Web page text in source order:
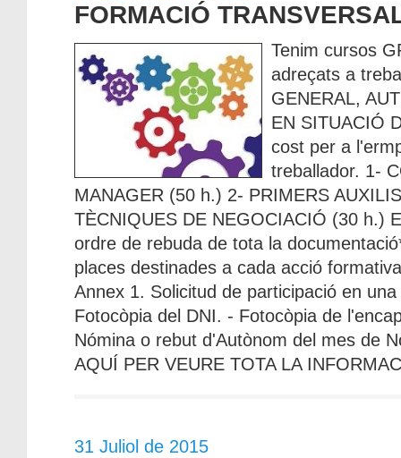
FORMACIÓ
Tenim cursos
adreçats a
GENERAL,
EN SITUACIÓ
cost per a
treballador. 1-
MANAGER (50 h.) 2- PRIMERS
TÈCNIQUES DE NEGOCIACIÓ (30 h.)
ordre de rebuda de tota la
places destinades a cada acció
Annex 1. Solicitud de participació en
Fotocòpia del DNI. - Fotocòpia de
Nómina o rebut d'Autònom del mes de
AQUÍ PER VEURE TOTA LA
31 Juliol de 2015